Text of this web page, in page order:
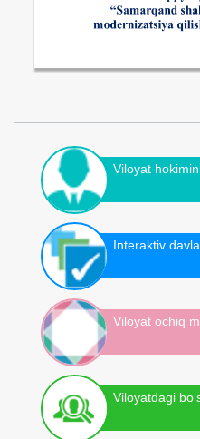
Viloyat
Interaktiv
Viloyat ochiq
Viloyatdagi